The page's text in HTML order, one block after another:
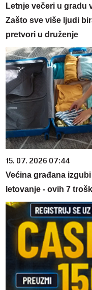
Letnje večeri u gradu
Zašto sve više ljudi
pretvori u druženje
15. 07. 2026 07:44
Većina građana
letovanje - ovih 7